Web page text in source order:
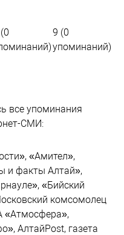
9 (0
упоминаний)
все упоминания
СМИ:
«Амител»,
и факты Алтай»,
«Бийский
комсомолец
«Атмосфера»,
АлтайPost, газета